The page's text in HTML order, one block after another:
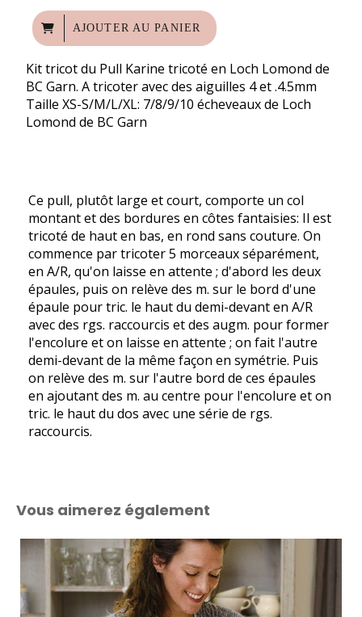
AJOUTER AU PANIER
Kit tricot du Pull Karine tricoté en Loch Lomond de
BC Garn. A tricoter avec des aiguilles 4 et .4.5mm
Taille XS-S/M/L/XL: 7/8/9/10 écheveaux de Loch
Lomond de BC Garn
Ce pull, plutôt large et court, comporte un col
montant et des bordures en côtes fantaisies: Il est
tricoté de haut en bas, en rond sans couture. On
commence par tricoter 5 morceaux séparément,
en A/R, qu'on laisse en attente ; d'abord les deux
épaules, puis on relève des m. sur le bord d'une
épaule pour tric. le haut du demi-devant en A/R
avec des rgs. raccourcis et des augm. pour former
l'encolure et on laisse en attente ; on fait l'autre
demi-devant de la même façon en symétrie. Puis
on relève des m. sur l'autre bord de ces épaules
en ajoutant des m. au centre pour l'encolure et on
tric. le haut du dos avec une série de rgs.
raccourcis.
Vous aimerez également